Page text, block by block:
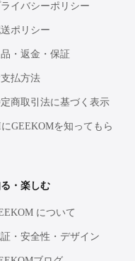
イバシーポリシー
ポリシー
・返金・保証
払方法
商取引法に基づく表示
GEEKOMを知ってもら
・楽しむ
について
・安全性・デザイン